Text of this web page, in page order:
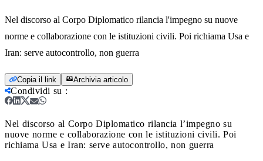
Nel discorso al Corpo Diplomatico rilancia l'impegno su nuove
norme e collaborazione con le istituzioni civili. Poi richiama Usa e
Iran: serve autocontrollo, non guerra
Copia il link Archivia articolo
Condividi su :
Nel discorso al Corpo Diplomatico rilancia l’impegno su
nuove norme e collaborazione con le istituzioni civili. Poi
richiama Usa e Iran: serve autocontrollo, non guerra